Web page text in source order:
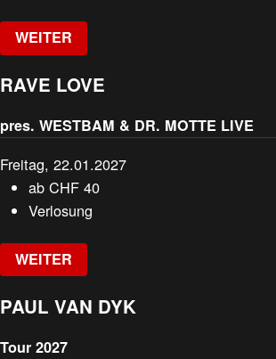
WEITER
RAVE LOVE
pres. WESTBAM & DR. MOTTE LIVE
Freitag, 22.01.2027
abCHF 40
Verlosung
WEITER
PAUL VAN DYK
Tour 2027